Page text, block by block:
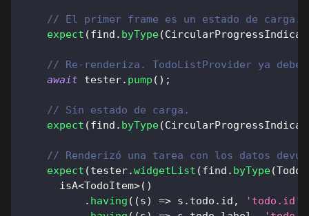
// El primer frame es un estado de carga.
expect (find . byType(
// Re-renderiza. TodoListProvider ya
await tester. pump ( ) ;
// Sin estado de carga.
expect (find . byType(
// Renderizó una tarea con los datos
expect (tester.widgetList (find . byType(
      isA
<TodoItem>( )
. having ( (s) => s . todo . id , 'todo.id'